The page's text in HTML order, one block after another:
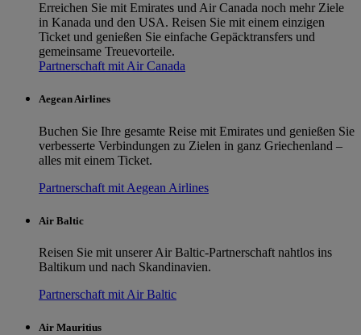
Erreichen Sie mit Emirates und Air Canada noch mehr Ziele
in Kanada und den USA. Reisen Sie mit einem einzigen
Ticket und genießen Sie einfache Gepäcktransfers und
gemeinsame Treuevorteile.
Partnerschaft mit Air Canada
Aegean Airlines
Buchen Sie Ihre gesamte Reise mit Emirates und genießen Sie
verbesserte Verbindungen zu Zielen in ganz Griechenland –
alles mit einem Ticket.
Partnerschaft mit Aegean Airlines
Air Baltic
Reisen Sie mit unserer Air Baltic-Partnerschaft nahtlos ins
Baltikum und nach Skandinavien.
Partnerschaft mit Air Baltic
Air Mauritius